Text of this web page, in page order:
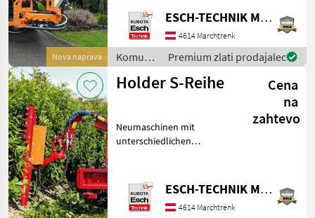
Nova naprava
dimenzionalna, dvosmerna
- hidravlični Nagibna
naprava za pritrdil
ESCH-TECHNIK Maschinenhandels GmbH, Marchtrenk
4614 Marchtrenk
Komunalna
oprema
/ Holder
Premium zlati prodajalec
Holder S-Reihe
Cena
na
zahtevo
Neumaschinen mit
unterschiedlichen
verfügbar. • Erhöhung
Gesamtgewicht auf 6.000kg
• 2-Mann-Kabine •
ESCH-TECHNIK Maschinenhandels GmbH, Marchtrenk
4614 Marchtrenk